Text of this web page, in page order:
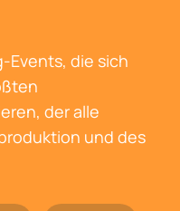
Events, die sich
der alle
und des